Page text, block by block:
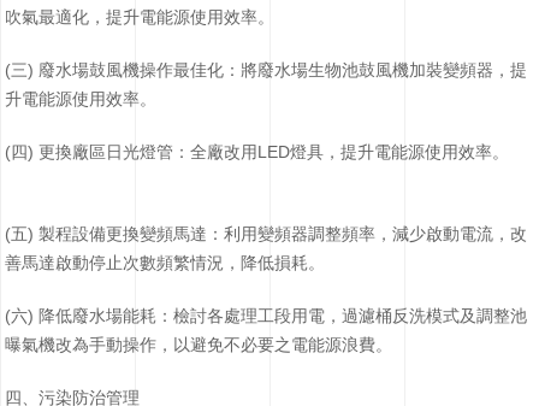
吹氣最適化，提升電能源使用效率。
(三) 廢水場鼓風機操作最佳化：將廢水場生物池鼓風機加裝變頻器，提
升電能源使用效率。
(四) 更換廠區日光燈管：全廠改用LED燈具，提升電能源使用效率。
(五) 製程設備更換變頻馬達：利用變頻器調整頻率，減少啟動電流，改
善馬達啟動停止次數頻繁情況，降低損耗。
(六) 降低廢水場能耗：檢討各處理工段用電，過濾桶反洗模式及調整池
曝氣機改為手動操作，以避免不必要之電能源浪費。
四、污染防治管理